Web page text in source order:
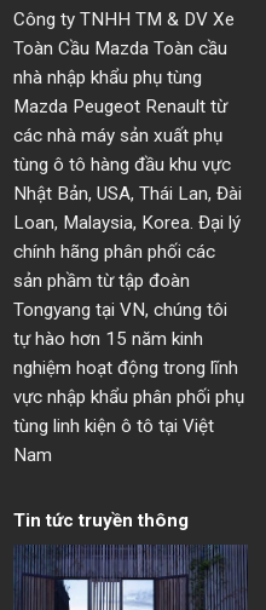
Công ty TNHH TM & DV Xe
Toàn Cầu Mazda Toàn cầu
nhà nhập khẩu phụ tùng
Mazda Peugeot Renault từ
các nhà máy sản xuất phụ
tùng ô tô hàng đầu khu vực
Nhật Bản, USA, Thái Lan, Đài
Loan, Malaysia, Korea. Đại lý
chính hãng phân phối các
sản phầm từ tập đoàn
Tongyang tại VN, chúng tôi
tự hào hơn 15 năm kinh
nghiệm hoạt động trong lĩnh
vực nhập khẩu phân phối phụ
tùng linh kiện ô tô tại Việt
Nam
Tin tức truyền thông